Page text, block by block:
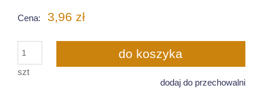
Cena: 3,96 zł
szt
do koszyka
dodaj do przechowalni